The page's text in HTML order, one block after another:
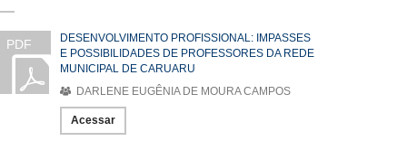
PDF
DESENVOLVIMENTO PROFISSIONAL: IMPASSES
E POSSIBILIDADES DE PROFESSORES DA REDE
MUNICIPAL DE CARUARU
DARLENE EUGÊNIA DE MOURA CAMPOS
Acessar